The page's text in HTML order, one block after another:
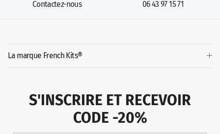
Contactez-nous 06 43 97 15 71
La marque French Kits®
S'INSCRIRE ET RECEVOIR
CODE -20%